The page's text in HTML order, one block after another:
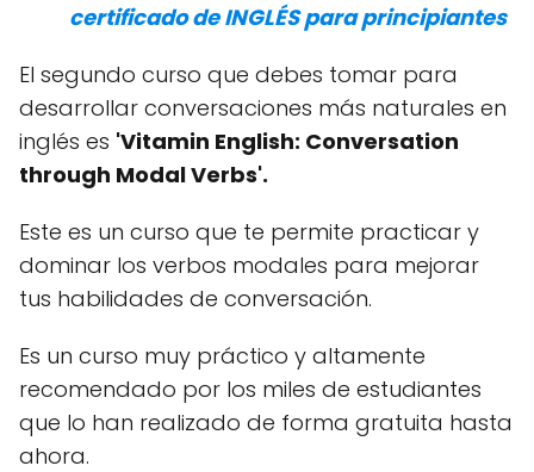
certificado de INGLÉS para principiantes
El segundo curso que debes tomar para
desarrollar conversaciones más naturales en
inglés es 'Vitamin English: Conversation
through Modal Verbs'.
Este es un curso que te permite practicar y
dominar los verbos modales para mejorar
tus habilidades de conversación.
Es un curso muy práctico y altamente
recomendado por los miles de estudiantes
que lo han realizado de forma gratuita hasta
ahora.